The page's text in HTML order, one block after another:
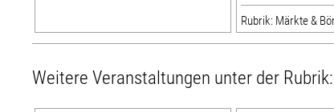
Rubrik: Märkte &
Weitere Veranstaltungen unter der Rubrik: